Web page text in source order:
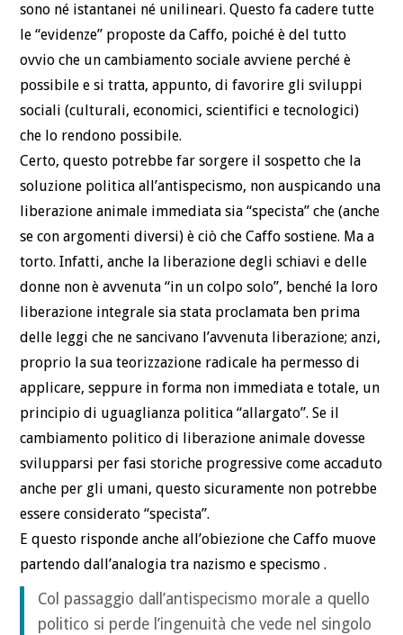
sono né istantanei né unilineari. Questo fa cadere tutte
le “evidenze” proposte da Caffo, poiché è del tutto
ovvio che un cambiamento sociale avviene perché è
possibile e si tratta, appunto, di favorire gli sviluppi
sociali (culturali, economici, scientifici e tecnologici)
che lo rendono possibile.
Certo, questo potrebbe far sorgere il sospetto che la
soluzione politica all’antispecismo, non auspicando una
liberazione animale immediata sia “specista” che (anche
se con argomenti diversi) è ciò che Caffo sostiene. Ma a
torto. Infatti, anche la liberazione degli schiavi e delle
donne non è avvenuta “in un colpo solo”, benché la loro
liberazione integrale sia stata proclamata ben prima
delle leggi che ne sancivano l’avvenuta liberazione; anzi,
proprio la sua teorizzazione radicale ha permesso di
applicare, seppure in forma non immediata e totale, un
principio di uguaglianza politica “allargato”. Se il
cambiamento politico di liberazione animale dovesse
svilupparsi per fasi storiche progressive come accaduto
anche per gli umani, questo sicuramente non potrebbe
essere considerato “specista”.
E questo risponde anche all’obiezione che Caffo muove
partendo dall’analogia tra nazismo e specismo .
Col passaggio dall’antispecismo morale a quello
politico si perde l’ingenuità che vede nel singolo